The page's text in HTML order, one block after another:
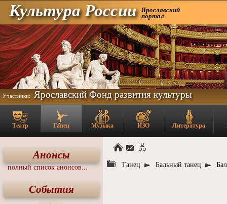
Культура России Ярославский
портал
Участники: Ярославский Фонд развития культуры
Театр Танец Музыка ИЗО Литература
Анонсы
полный список анонсов...
События
Танец Бальный танец